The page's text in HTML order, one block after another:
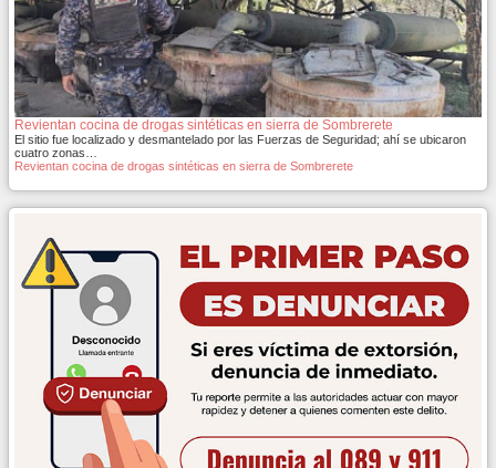
Revientan cocina de drogas sintéticas en sierra de Sombrerete
El sitio fue localizado y desmantelado por las Fuerzas de Seguridad; ahí se ubicaron
cuatro zonas…
Revientan cocina de drogas sintéticas en sierra de Sombrerete